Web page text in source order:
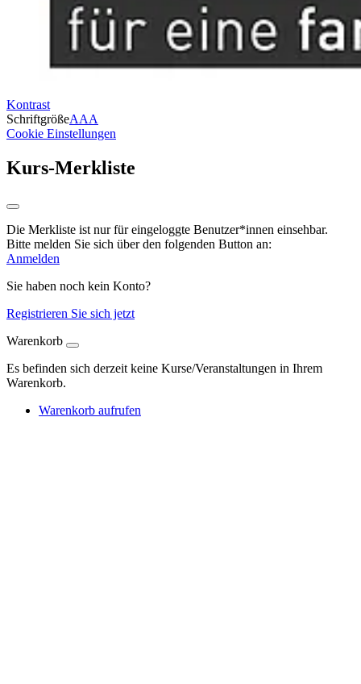
Kontrast
SchriftgrößeAAA
Cookie Einstellungen
Kurs-Merkliste
Die Merkliste ist nur für eingeloggte Benutzer*innen einsehbar.
Bitte melden Sie sich über den folgenden Button an:
Anmelden
Sie haben noch kein Konto?
Registrieren Sie sich jetzt
Warenkorb
Es befinden sich derzeit keine Kurse/Veranstaltungen in Ihrem
Warenkorb.
Warenkorb aufrufen